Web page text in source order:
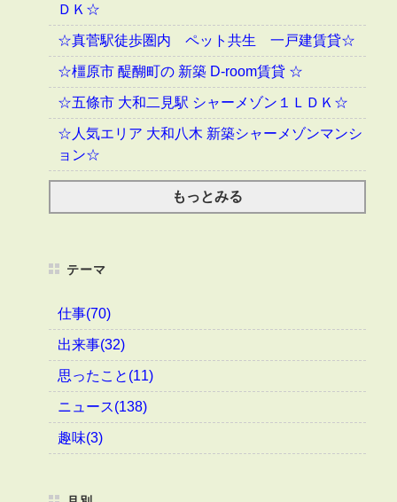
ＤＫ☆
☆真菅駅徒歩圏内 ペット共生 一戸建賃貸☆
☆橿原市 醍醐町の 新築 D-room賃貸 ☆
☆五條市 大和二見駅 シャーメゾン１ＬＤＫ☆
☆人気エリア 大和八木 新築シャーメゾンマンシ
ョン☆
もっとみる
テーマ
仕事(70)
出来事(32)
思ったこと(11)
ニュース(138)
趣味(3)